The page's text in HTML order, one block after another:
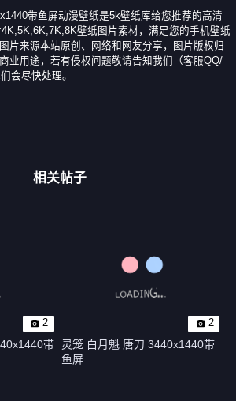
带鱼屏动漫壁纸是5k壁纸库给您推荐的高清
壁纸图片素材，满足您的手机壁纸
片来源本站原创、网络和网友分享，图片版权归
业用途，若有侵权问题敬请告知我们（客服QQ/
会尽快处理。
相关帖子
2
带
2
灵笼 白月魁 唐刀 3440x1440带
鱼屏